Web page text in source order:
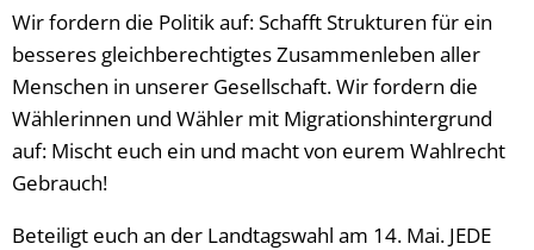
Wir fordern die Politik auf: Schafft Strukturen für ein
besseres gleichberechtigtes Zusammenleben aller
Menschen in unserer Gesellschaft. Wir fordern die
Wählerinnen und Wähler mit Migrationshintergrund
auf: Mischt euch ein und macht von eurem Wahlrecht
Gebrauch!
Beteiligt euch an der Landtagswahl am 14. Mai. JEDE